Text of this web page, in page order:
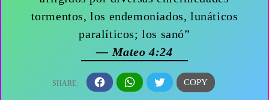
tormentos, los endemoniados, lunáticos
paralíticos; los sanó”
— Mateo 4:24